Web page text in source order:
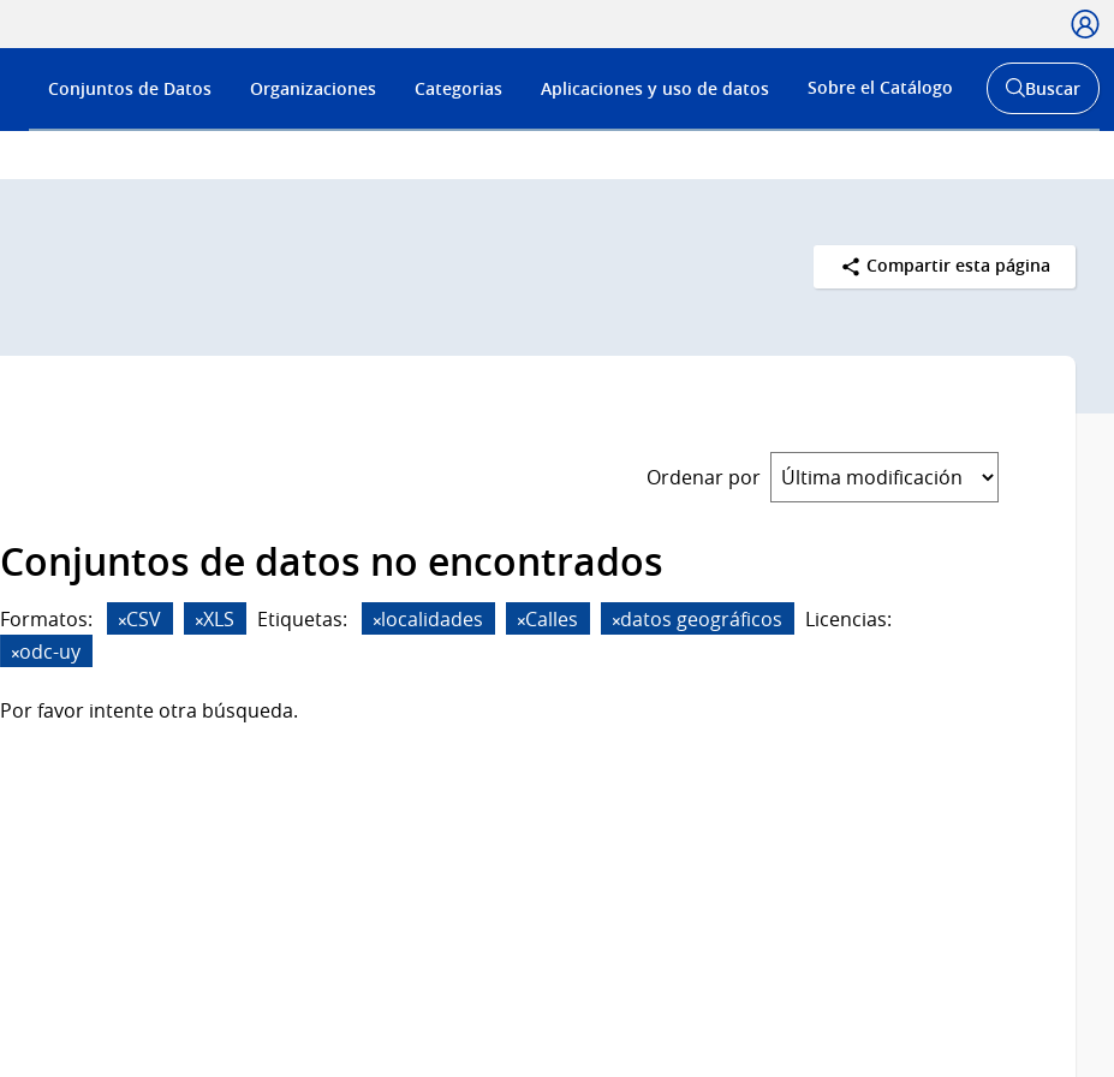
Menú
de
Conjuntos de Datos Organizaciones Categorias Aplicaciones y uso de datos Sobre el Catálogo
Abrir
buscador
Buscar
Compartir esta página
Ordenar por
Conjuntos de datos no encontrados
Formatos: CSV XLS Etiquetas: localidades Calles datos geográficos
Licencias:
odc-uy
Por favor intente otra búsqueda.